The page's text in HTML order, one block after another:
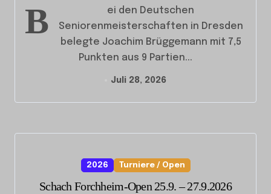
B
ei den Deutschen
Seniorenmeisterschaften in Dresden
belegte Joachim Brüggemann mit 7,5
Punkten aus 9 Partien...
Juli 28, 2026
2026 Turniere / Open
Schach Forchheim-Open 25.9. – 27.9.2026